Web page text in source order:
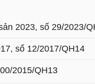
2023, số 29/2023/
số 12/2017/QH14
2015/QH13